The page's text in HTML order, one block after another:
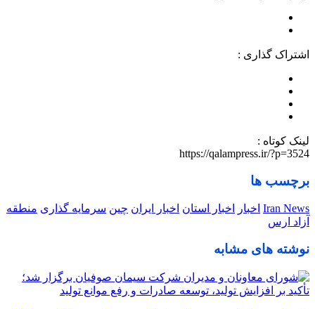
اشتراک گذاری :
لینک کوتاه :
https://qalampress.ir/?p=3524
برچسب ها
Iran News اخبار اخبار استان اخبار ایران چین سرمایه گذاری منطقه
آزاد ارس
نوشته های مشابه